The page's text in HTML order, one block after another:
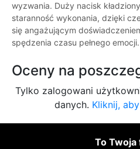
wyzwania. Duży nacisk
staranność wykonania, dzięki
się angażującym
spędzenia czasu pełnego emocji.
Oceny na
Tylko zalogowani
danych. Kliknij,
To Twoja